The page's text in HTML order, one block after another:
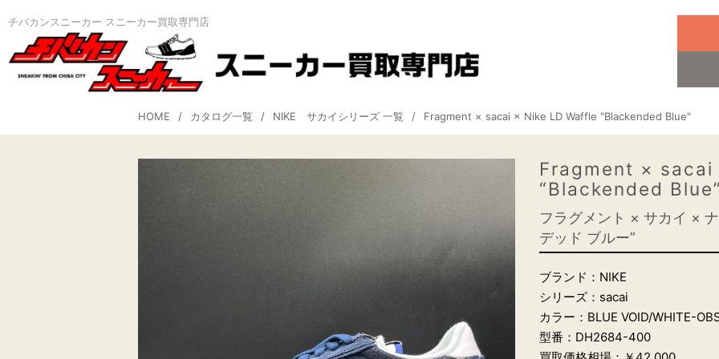
チバカンスニーカー スニーカー買取専門店
HOME カタログ一覧 NIKE サカイシリーズ 一覧 Fragment × sacai × Nike LD Waffle "Blackended Blue"
Fragment ×
“Blackended
フラグメント × サカイ ×
デッド ブルー”
ブランド：NIKE
シリーズ：sacai
カラー：BLUE VOID/WHITE-
型番：DH2684-400